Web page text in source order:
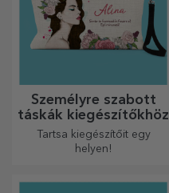
Személyre szabott
táskák kiegészítőkhöz
Tartsa kiegészítőit egy
helyen!